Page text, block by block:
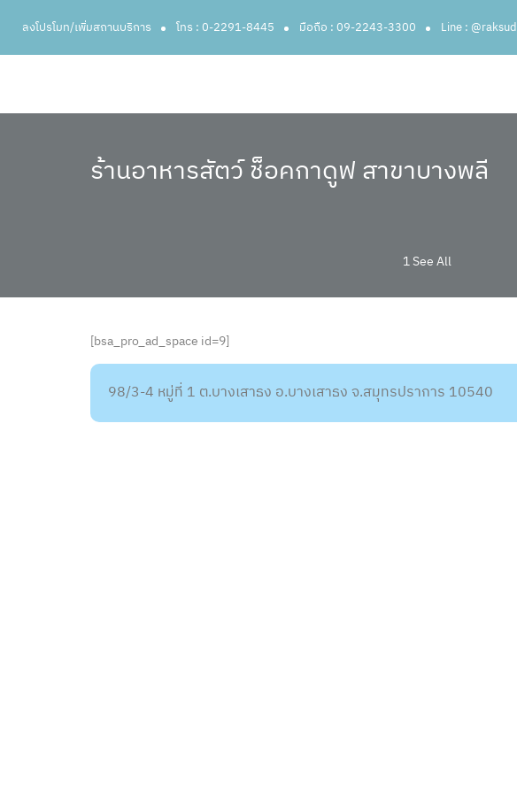
ลงโปรโมท/เพิ่มสถานบริการ โทร : 0-2291-8445 มือถือ : 09-2243-3300 Line : @raksud
ร้านอาหารสัตว์ ช็อคกาดูฟ สาขาบางพลี
1 See All
[bsa_pro_ad_space id=9]
98/3-4 หมู่ที่ 1 ต.บางเสาธง อ.บางเสาธง จ.สมุทรปราการ 10540